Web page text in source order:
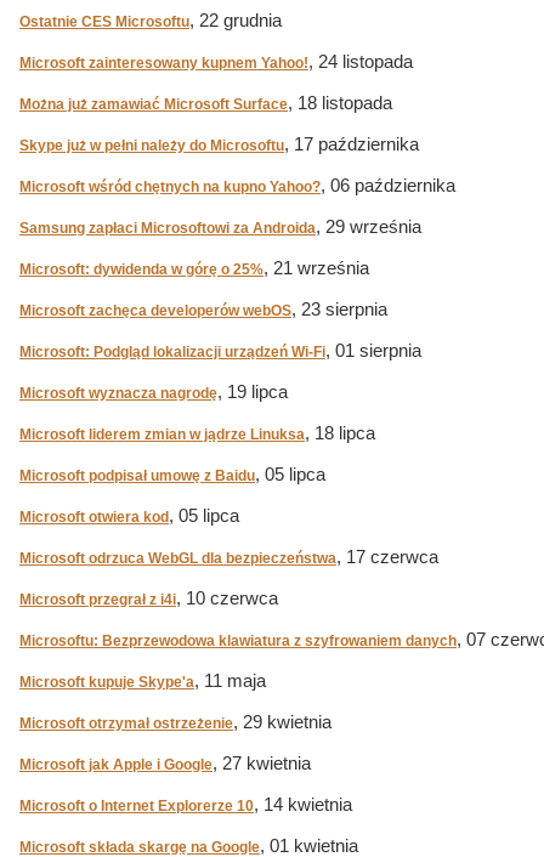
Ostatnie CES Microsoftu, 22 grudnia
Microsoft zainteresowany kupnem Yahoo!, 24 listopada
Można już zamawiać Microsoft Surface, 18 listopada
Skype już w pełni należy do Microsoftu, 17 października
Microsoft wśród chętnych na kupno Yahoo?, 06 października
Samsung zapłaci Microsoftowi za Androida, 29 września
Microsoft: dywidenda w górę o 25%, 21 września
Microsoft zachęca developerów webOS, 23 sierpnia
Microsoft: Podgląd lokalizacji urządzeń Wi-Fi, 01 sierpnia
Microsoft wyznacza nagrodę, 19 lipca
Microsoft liderem zmian w jądrze Linuksa, 18 lipca
Microsoft podpisał umowę z Baidu, 05 lipca
Microsoft otwiera kod , 05 lipca
Microsoft odrzuca WebGL dla bezpieczeństwa, 17 czerwca
Microsoft przegrał z i4i, 10 czerwca
Microsoftu: Bezprzewodowa klawiatura z szyfrowaniem danych, 07
Microsoft kupuje Skype'a, 11 maja
Microsoft otrzymał ostrzeżenie, 29 kwietnia
Microsoft jak Apple i Google, 27 kwietnia
Microsoft o Internet Explorerze 10, 14 kwietnia
Microsoft składa skargę na Google, 01 kwietnia